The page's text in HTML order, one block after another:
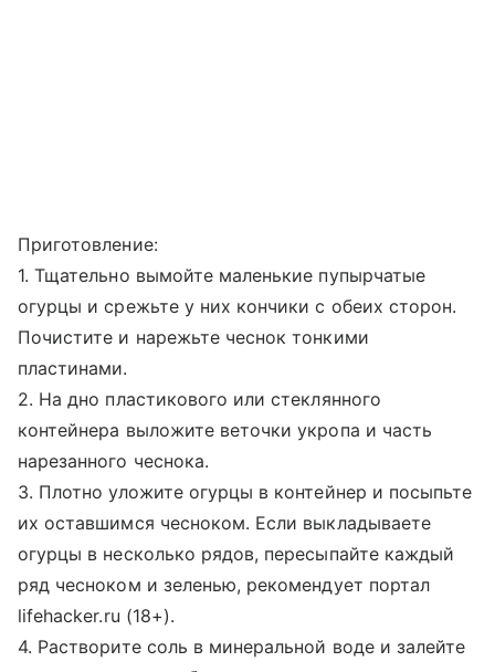
Приготовление:
1. Тщательно вымойте маленькие пупырчатые
огурцы и срежьте у них кончики с обеих сторон.
Почистите и нарежьте чеснок тонкими
пластинами.
2. На дно пластикового или стеклянного
контейнера выложите веточки укропа и часть
нарезанного чеснока.
3. Плотно уложите огурцы в контейнер и посыпьте
их оставшимся чесноком. Если выкладываете
огурцы в несколько рядов, пересыпайте каждый
ряд чесноком и зеленью, рекомендует портал
lifehacker.ru (18+).
4. Растворите соль в минеральной воде и залейте